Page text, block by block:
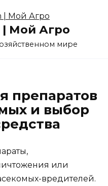
| Мой Агро
мире
препаратов
и выбор
или
вредителей.